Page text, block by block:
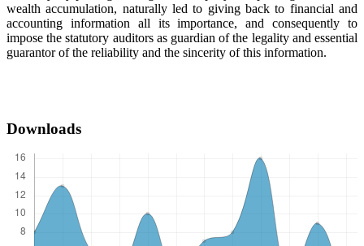
wealth accumulation, naturally led to giving back to financial and
accounting information all its importance, and consequently to
impose the statutory auditors as guardian of the legality and essential
guarantor of the reliability and the sincerity of this information.
Downloads